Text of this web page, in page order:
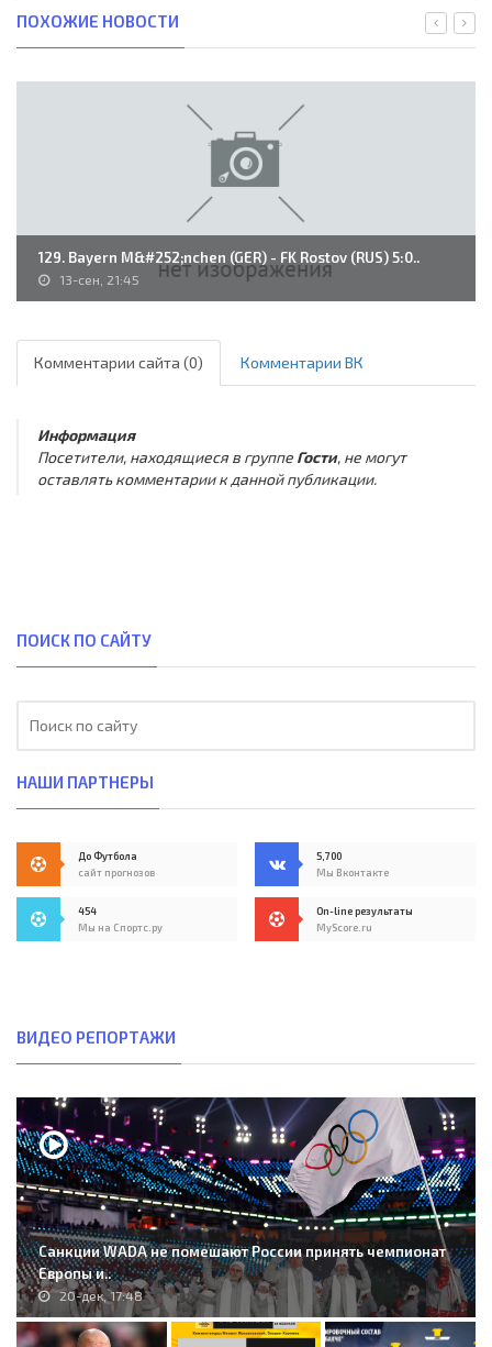
ПОХОЖИЕ НОВОСТИ
129. Bayern M&#252;nchen (GER) - FK Rostov (RUS) 5:0..
13-сен, 21:45
Комментарии сайта (0) Комментарии ВК
Информация
Посетители, находящиеся в группе Гости, не могут
оставлять комментарии к данной публикации.
ПОИСК ПО САЙТУ
НАШИ ПАРТНЕРЫ
До Футбола
сайт прогнозов
5,700
Мы Вконтакте
454
Мы на Спортс.ру
On-line результаты
MyScore.ru
ВИДЕО РЕПОРТАЖИ
Санкции WADA не помешают России принять чемпионат
Европы и..
20-дек, 17:48